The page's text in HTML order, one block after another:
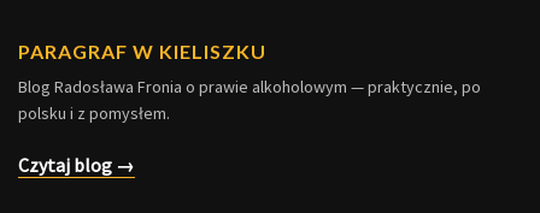
PARAGRAF W KIELISZKU
Blog Radosława Fronia o prawie alkoholowym — praktycznie, po
polsku i z pomysłem.
Czytaj blog →